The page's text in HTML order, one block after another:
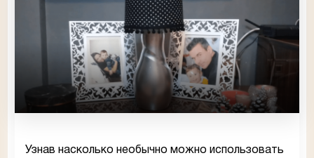
Узнав насколько необычно можно использовать